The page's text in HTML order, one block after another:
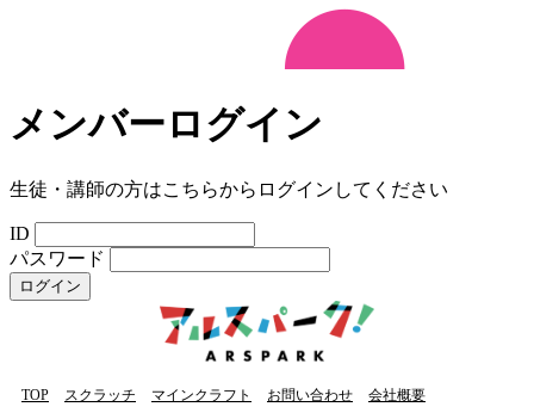
メンバーログイン
生徒・講師の方はこちらからログインしてください
ID
パスワード
ログイン
TOP スクラッチ マインクラフト お問い合わせ 会社概要